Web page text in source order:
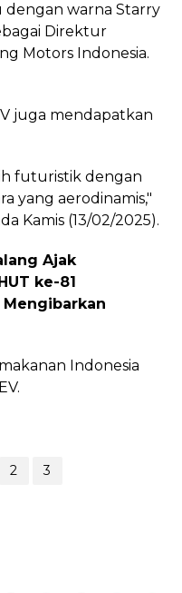
warna Starry
Direktur
Motors Indonesia.
juga mendapatkan
futuristik dengan
yang aerodinamis,"
Kamis (13/02/2025).
Ajak
ke-81
Indonesia
2 3